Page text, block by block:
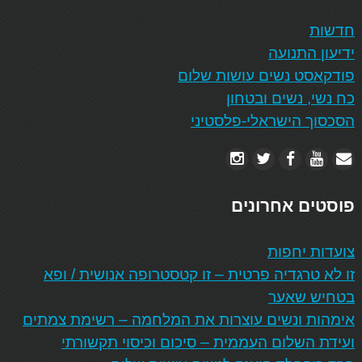
חדשות
ידיעון התנועה
פודקאסט נשים עושות שלום
כח נשי, נשים ובטחון
הסכסוך הישראלי-פלסטיני
פוסטים אחרונים
צועדות יחפות
זו לא טרגדיה פרטית – זו קטסטרופה אנושית / ופא
בטחיש שאער
אימהות ונשים עוצרות את המלחמה – רשימת צמתים
ועידת השלום העממית – סיכום וכיסוי תקשורתי